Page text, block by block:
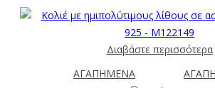
Διαβάστε περισσότερα
ΑΓΑΠΗΜΕΝΑ